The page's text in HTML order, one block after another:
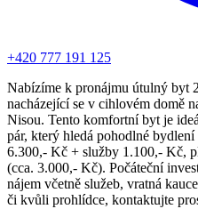
+420 777 191 125
Nabízíme k pronájmu útulný byt
nacházející se v cihlovém domě
Nisou. Tento komfortní byt je
pár, který hledá pohodlné
6.300,- Kč + služby 1.100,- Kč,
(cca. 3.000,- Kč). Počáteční
nájem včetně služeb, vratná
či kvůli prohlídce, kontaktujte